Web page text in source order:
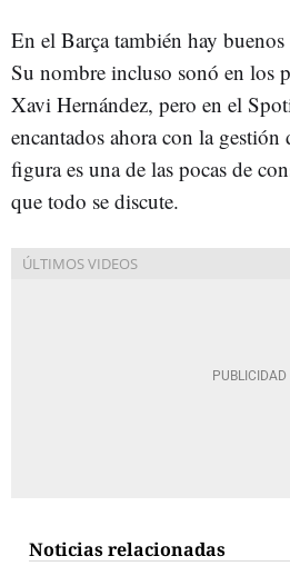
En el Barça también hay
Su nombre incluso sonó en los
Xavi Hernández, pero en el
encantados ahora con la gestión
figura es una de las pocas de
que todo se discute.
Noticias relacionadas